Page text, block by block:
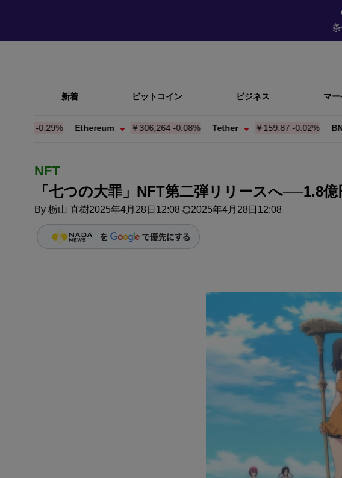
新着 ビットコイン ビジネス マー
-0.29% Ethereum ￥306,264-0.08% Tether ￥159.87-0.02% BNB
NFT
「七つの大罪」NFT第二弾リリースへ──1.8
By 栃山 直樹2025年4月28日12:08 2025年4月28日12:08